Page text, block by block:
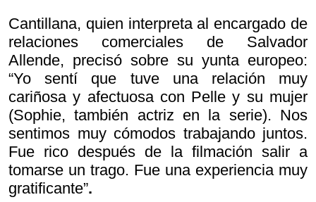
Cantillana, quien interpreta al encargado de
relaciones comerciales de Salvador
Allende, precisó sobre su yunta europeo:
“Yo sentí que tuve una relación muy
cariñosa y afectuosa con Pelle y su mujer
(Sophie, también actriz en la serie). Nos
sentimos muy cómodos trabajando juntos.
Fue rico después de la filmación salir a
tomarse un trago. Fue una experiencia muy
gratificante”.